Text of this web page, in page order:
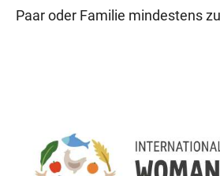
Paar oder Familie mindestens